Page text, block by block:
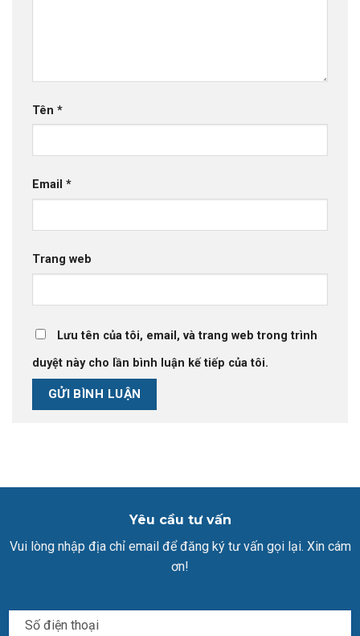
Tên *
Email *
Trang web
Lưu tên của tôi, email, và trang web trong trình
duyệt này cho lần bình luận kế tiếp của tôi.
Yêu cầu tư vấn
Vui lòng nhập địa chỉ email để đăng ký tư vấn gọi lại. Xin cám
ơn!